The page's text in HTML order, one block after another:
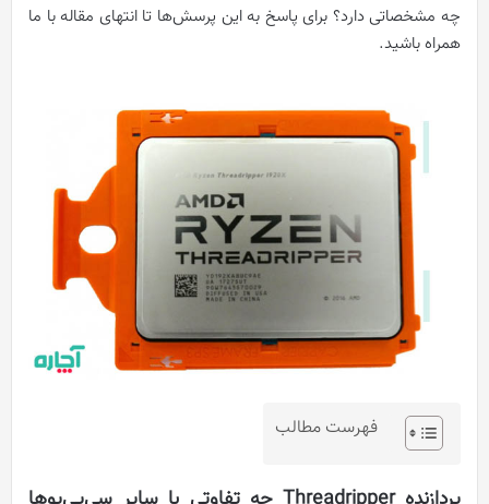
چه مشخصاتی دارد؟ برای پاسخ به این پرسش‌ها تا انتهای مقاله با ما
همراه باشید.
فهرست مطالب